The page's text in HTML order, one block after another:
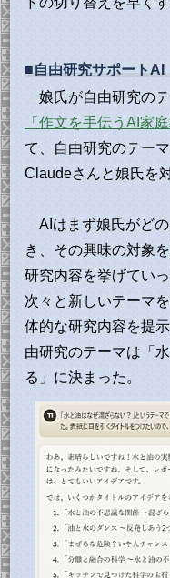
■自由研究サポートAI
娘氏が自由研究のテ
「作文を手伝うAI家
て、自由研究のテー
Claudeさんと娘氏を
AIはまず娘氏がどの
き、その興味の対象
研究内容を挙げてい
次々と新しいテーマ
体的な研究内容を提
由研究のテーマは「
る」に決まった。